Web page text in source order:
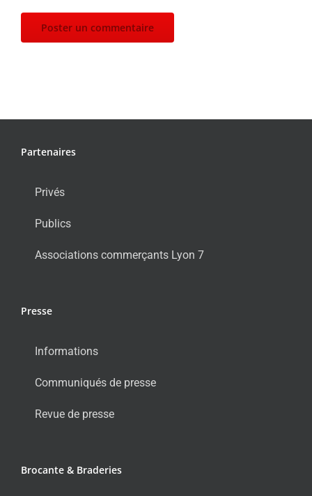
Partenaires
Privés
Publics
Associations commerçants Lyon 7
Presse
Informations
Communiqués de presse
Revue de presse
Brocante & Braderies